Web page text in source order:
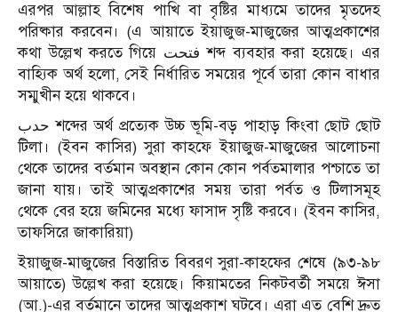
এরপর আল্লাহ বিশেষ পাখি বা বৃষ্টির মাধ্যমে তাদের মৃতদেহ
পরিষ্কার করবেন। (এ আয়াতে ইয়াজুজ-মাজুজের আত্মপ্রকাশের
কথা উল্লেখ করতে গিয়ে فتحت শব্দ ব্যবহার করা হয়েছে। এর
বাহ্যিক অর্থ হলো, সেই নির্ধারিত সময়ের পূর্বে তারা কোন বাধার
সম্মুখীন হয়ে থাকবে।
حدب শব্দের অর্থ প্রত্যেক উচ্চ ভূমি-বড় পাহাড় কিংবা ছোট ছোট
টিলা। (ইবন কাসির) সুরা কাহফে ইয়াজুজ-মাজুজের আলোচনা
থেকে তাদের বর্তমান অবস্থান কোন কোন পর্বতমালার পশ্চাতে তা
জানা যায়। তাই আত্মপ্রকাশের সময় তারা পর্বত ও টিলাসমূহ
থেকে বের হয়ে জমিনের মধ্যে ফাসাদ সৃষ্টি করবে। (ইবন কাসির,
তাফসিরে জাকারিয়া)
ইয়াজুজ-মাজুজের বিস্তারিত বিবরণ সুরা-কাহফের শেষে (৯৩-৯৮
আয়াতে) উল্লেখ করা হয়েছে। কিয়ামতের নিকটবর্তী সময়ে ঈসা
(আ.)-এর বর্তমানে তাদের আত্মপ্রকাশ ঘটবে। এরা এত বেশি দ্রুত